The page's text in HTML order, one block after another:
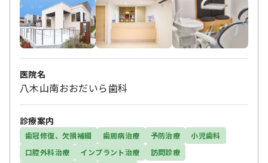
医院名
八木山南おおだいら歯科
診療案内
歯冠修復、欠損補綴 歯周病治療 予防治療
小児歯科
口腔外科治療
インプラント治療
訪問診療